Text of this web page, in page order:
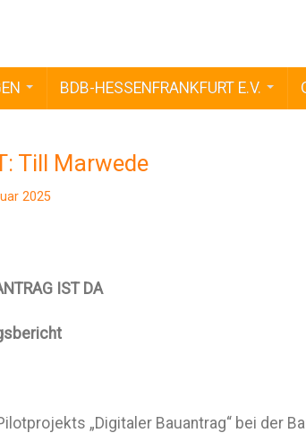
BDB-HESSENFRANKFURT E.V.
Till Marwede
2025
IST DA
„Digitaler Bauantrag“ bei der